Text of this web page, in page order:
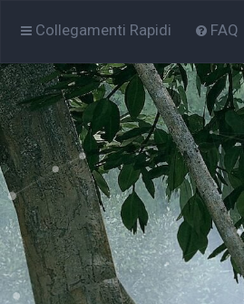
Collegamenti Rapidi FAQ